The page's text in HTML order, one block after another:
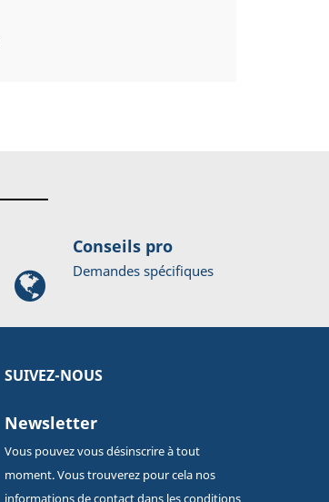
Conseils pro
Demandes spécifiques
SUIVEZ-NOUS
Newsletter
Vous pouvez vous désinscrire à tout
moment. Vous trouverez pour cela nos
informations de contact dans les conditions